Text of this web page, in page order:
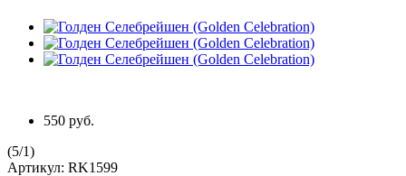
550 руб.
(5/1)
Артикул: RK1599